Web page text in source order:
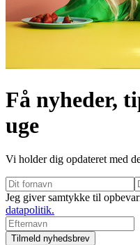
Få nyheder,
uge
Vi holder dig opdateret med
Jeg giver samtykke til
datapolitik.
Tilmeld nyhedsbrev